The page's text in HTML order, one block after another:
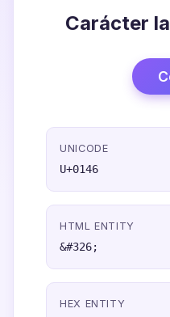
Carácter
UNICODE
U+0146
HTML ENTITY
&#326;
HEX ENTITY